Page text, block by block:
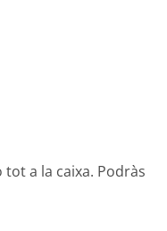
a la caixa. Podràs